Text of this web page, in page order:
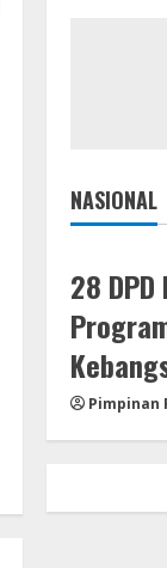
NASIONAL
Jakarta
28 DPD
Pimpinan